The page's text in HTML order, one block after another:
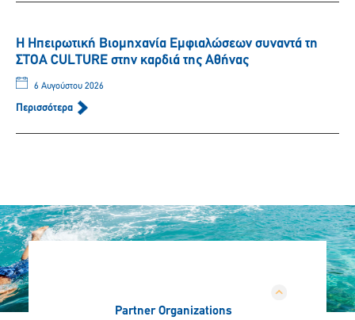
Η Ηπειρωτική Βιομηχανία Εμφιαλώσεων συναντά τη
ΣΤΟΑ CULTURE στην καρδιά της Αθήνας
6 Αυγούστου 2026
Περισσότερα
Partner Organizations